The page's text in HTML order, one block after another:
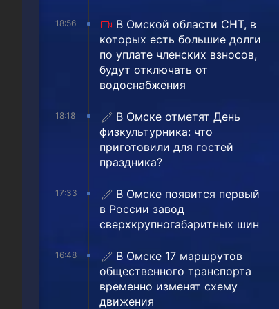
18:56
В Омской области СНТ, в
которых есть большие долги
по уплате членских взносов,
будут отключать от
водоснабжения
18:18
В Омске отметят День
физкультурника: что
приготовили для гостей
праздника?
17:33
В Омске появится первый
в России завод
сверхкрупногабаритных шин
16:48
В Омске 17 маршрутов
общественного транспорта
временно изменят схему
движения